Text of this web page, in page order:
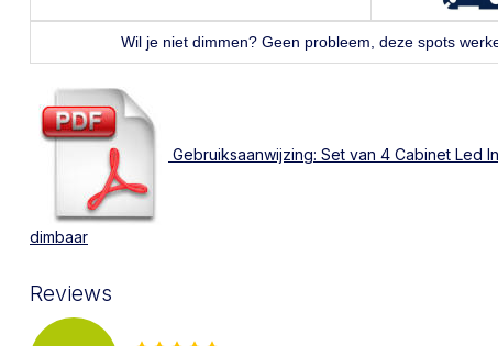
Wil je niet dimmen? Geen probleem, deze spots
Gebruiksaanwijzing: Set van 4 Cabinet Led
dimbaar
Reviews